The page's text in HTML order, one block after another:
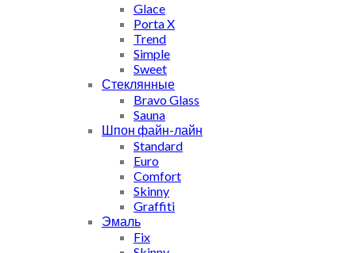
Glace
Porta X
Trend
Simple
Sweet
Стеклянные
Bravo Glass
Sauna
Шпон файн-лайн
Standard
Euro
Comfort
Skinny
Graffiti
Эмаль
Fix